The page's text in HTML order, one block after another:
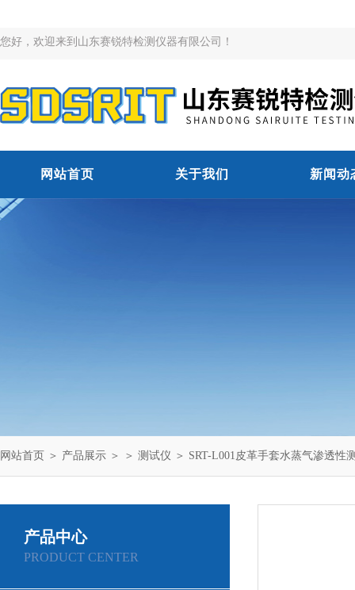
您好，欢迎来到山东赛锐特检测仪器有限公司！
网站首页 关于我们 新闻动
网站首页 ＞ 产品展示 ＞ ＞ 测试仪 ＞ SRT-L001皮革手套水蒸气渗透性
产品中心
PRODUCT CENTER